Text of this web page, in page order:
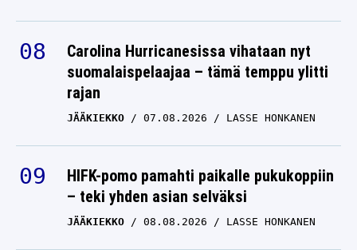
Carolina Hurricanesissa vihataan nyt
suomalaispelaajaa – tämä temppu ylitti
rajan
JÄÄKIEKKO 07.08.2026 LASSE HONKANEN
HIFK-pomo pamahti paikalle pukukoppiin
– teki yhden asian selväksi
JÄÄKIEKKO 08.08.2026 LASSE HONKANEN